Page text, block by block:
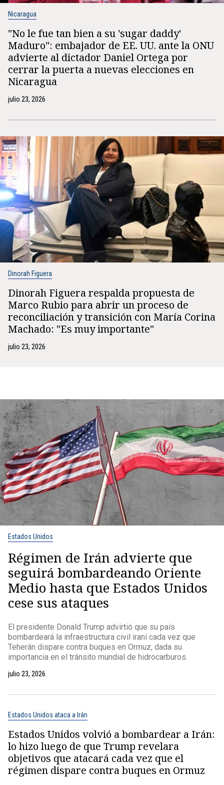
Nicaragua
"No le fue tan bien a su 'sugar daddy'
Maduro": embajador de EE. UU. ante la ONU
advierte al dictador Daniel Ortega por
cerrar la puerta a nuevas elecciones en
Nicaragua
julio 23, 2026
Dinorah Figuera
Dinorah Figuera respalda propuesta de
Marco Rubio para abrir un proceso de
reconciliación y transición con María Corina
Machado: "Es muy importante"
julio 23, 2026
Estados Unidos
Régimen de Irán advierte que
seguirá bombardeando Oriente
Medio hasta que Estados Unidos
cese sus ataques
El presidente Donald Trump advirtió que su país
bombardeará la infraestructura civil iraní cada vez que
Teherán dispare contra buques en Ormuz, dada su
importancia en el tránsito mundial de hidrocarburos.
julio 23, 2026
Estados Unidos ataca a Irán
Estados Unidos volvió a bombardear a Irán:
lo hizo luego de que Trump revelara
objetivos que atacará cada vez que el
régimen dispare contra buques en Ormuz